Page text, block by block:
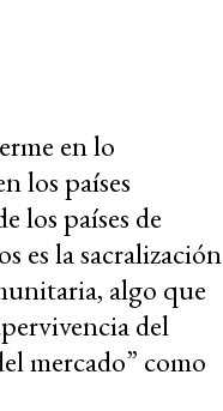
en lo
los países
los países de
es la sacralización
algo que
del
mercado” como